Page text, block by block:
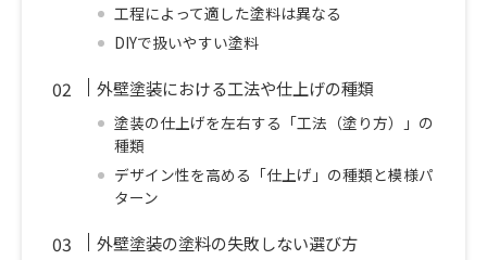
工程によって適した塗料は異なる
DIYで扱いやすい塗料
外壁塗装における工法や仕上げの種類
塗装の仕上げを左右する「工法（塗り方）」の
種類
デザイン性を高める「仕上げ」の種類と模様パ
ターン
外壁塗装の塗料の失敗しない選び方